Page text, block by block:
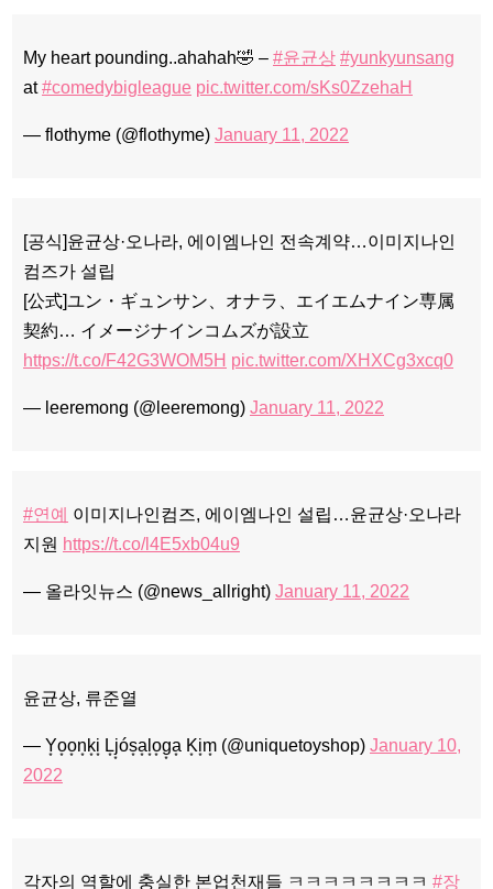
My heart pounding..ahahah🤣 – #윤균상 #yunkyunsang
at#comedybigleague pic.twitter.com/sKs0ZzehaH
— flothyme (@flothyme) January 11, 2022
[공식]윤균상·오나라, 에이엠나인 전속계약…이미지나인
컴즈가 설립
[公式]ユン・ギュンサン、オナラ、エイエムナイン専属
契約… イメージナインコムズが設立
https://t.co/F42G3WOM5H pic.twitter.com/XHXCg3xcq0
— leeremong (@leeremong) January 11, 2022
#연예 이미지나인컴즈, 에이엠나인 설립…윤균상·오나라
지원 https://t.co/l4E5xb04u9
— 올라잇뉴스 (@news_allright) January 11, 2022
윤균상, 류준열
— Y͙o͙o͙n͙k͙i͙ L͙j͙ós͙a͙l͙o͙g͙a͙ K͙i͙m͙ (@uniquetoyshop) January 10,
2022
각자의 역할에 충실한 본업천재들 ㅋㅋㅋㅋㅋㅋㅋㅋ #장